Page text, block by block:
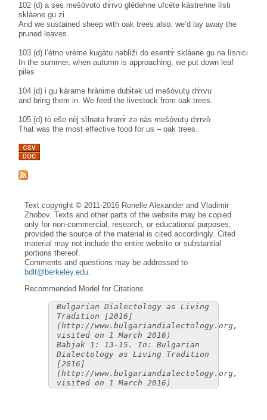
102 (d) a səs mešòvoto dɤ̀rvo glèdəhne ufcète kàstrehne lìsti
sklàəne gu zi
And we sustained sheep with oak trees also: we’d lay away the
pruned leaves.
103 (d) l’ètno vrème kugàtu nəblìži do esentɤ̀ sklàəne gu nə lìsnici
In the summer, when autumn is approaching, we put down leaf
piles
104 (d) i gu kàrame hrànime dubɨ̀tək ud mešòvutu̥ dɤ̀rvu
and bring them in. We feed the livestock from oak trees.
105 (d) tò eše nèj sìlnətə hrənɤ̀ zə nàs mešòvutu̥ dɤrvò
That was the most effective food for us – oak trees.
Text copyright © 2011-2016 Ronelle Alexander and Vladimir
Zhobov. Texts and other parts of the website may be copied
only for non-commercial, research, or educational purposes,
provided the source of the material is cited accordingly. Cited
material may not include the entire website or substantial
portions thereof.
Comments and questions may be addressed to
bdlt@berkeley.edu
Recommended Model for Citations
Bulgarian Dialectology as Living
Tradition [2016]
(http://www.bulgariandialectology.org,
visited on 1 March 2016)
Babjak 1: 13-15. In: Bulgarian
Dialectology as Living Tradition
[2016]
(http://www.bulgariandialectology.org,
visited on 1 March 2016)